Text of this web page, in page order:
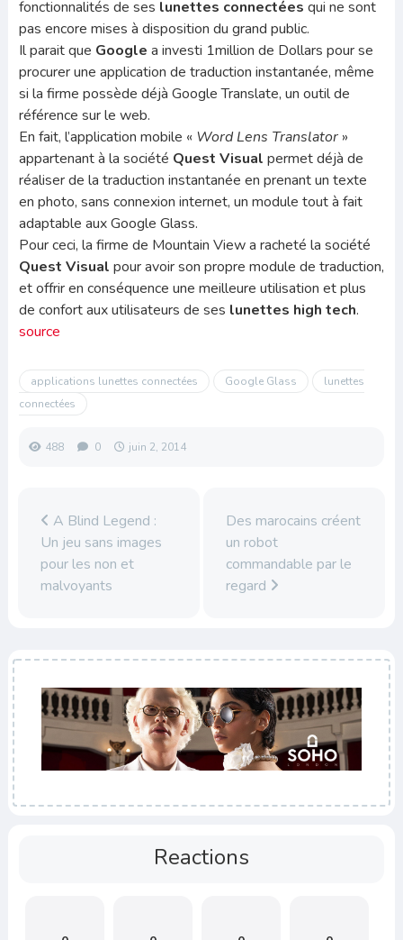
fonctionnalités de ses lunettes connectées qui ne sont
pas encore mises à disposition du grand public.
Il parait que Google a investi 1million de Dollars pour se
procurer une application de traduction instantanée, même
si la firme possède déjà Google Translate, un outil de
référence sur le web.
En fait, l’application mobile « Word Lens Translator»
appartenant à la société Quest Visual permet déjà de
réaliser de la traduction instantanée en prenant un texte
en photo, sans connexion internet, un module tout à fait
adaptable aux Google Glass.
Pour ceci, la firme de Mountain View a racheté la société
Quest Visual pour avoir son propre module de traduction,
et offrir en conséquence une meilleure utilisation et plus
de confort aux utilisateurs de ses lunettes high tech.
source
applications lunettes connectées Google Glass
lunettes
connectées
488 0 juin 2, 2014
A Blind Legend :
Un jeu sans images
pour les non et
malvoyants
Des marocains créent
un robot
commandable par le
regard
Reactions